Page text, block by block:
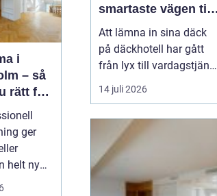
i
– så
rätt för
golv
ger
helt ny
smartaste vägen till
säkra hjulskift
Att lämna in sina däck
på däckhotell har gått
från lyx till vardagstjänst
för många bilägare. I
Helsingborg med
och växlande väder är en
del av livet, blir frågan
enkel: ska däcken ta
plats i förrådet hemma,
14 juli 2026